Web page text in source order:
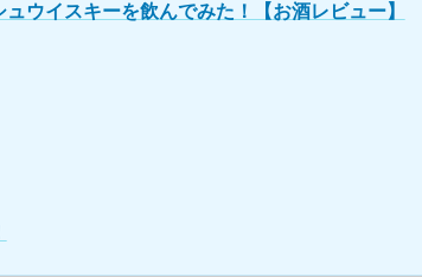
ウイスキーを飲んでみた！【お酒レビュー】